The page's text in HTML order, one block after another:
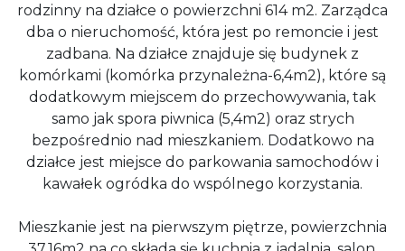
rodzinny na działce o powierzchni 614 m2. Zarządca
dba o nieruchomość, która jest po remoncie i jest
zadbana. Na działce znajduje się budynek z
komórkami (komórka przynależna-6,4m2), które są
dodatkowym miejscem do przechowywania, tak
samo jak spora piwnica (5,4m2) oraz strych
bezpośrednio nad mieszkaniem. Dodatkowo na
działce jest miejsce do parkowania samochodów i
kawałek ogródka do wspólnego korzystania.
Mieszkanie jest na pierwszym piętrze, powierzchnia